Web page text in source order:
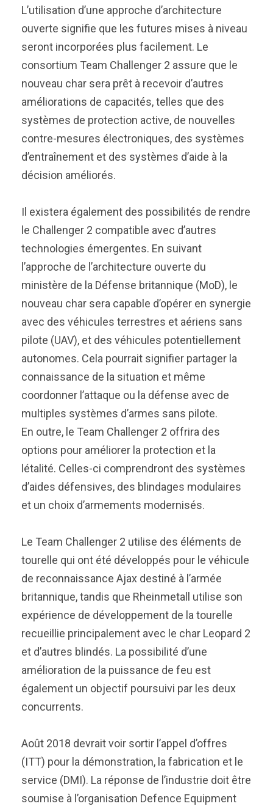
L’utilisation d’une approche d’architecture
ouverte signifie que les futures mises à niveau
seront incorporées plus facilement. Le
consortium Team Challenger 2 assure que le
nouveau char sera prêt à recevoir d’autres
améliorations de capacités, telles que des
systèmes de protection active, de nouvelles
contre-mesures électroniques, des systèmes
d’entraînement et des systèmes d’aide à la
décision améliorés.
Il existera également des possibilités de rendre
le Challenger 2 compatible avec d’autres
technologies émergentes. En suivant
l’approche de l’architecture ouverte du
ministère de la Défense britannique (MoD), le
nouveau char sera capable d’opérer en synergie
avec des véhicules terrestres et aériens sans
pilote (UAV), et des véhicules potentiellement
autonomes. Cela pourrait signifier partager la
connaissance de la situation et même
coordonner l’attaque ou la défense avec de
multiples systèmes d’armes sans pilote.
En outre, le Team Challenger 2 offrira des
options pour améliorer la protection et la
létalité. Celles-ci comprendront des systèmes
d’aides défensives, des blindages modulaires
et un choix d’armements modernisés.
Le Team Challenger 2 utilise des éléments de
tourelle qui ont été développés pour le véhicule
de reconnaissance Ajax destiné à l’armée
britannique, tandis que Rheinmetall utilise son
expérience de développement de la tourelle
recueillie principalement avec le char Leopard 2
et d’autres blindés. La possibilité d’une
amélioration de la puissance de feu est
également un objectif poursuivi par les deux
concurrents.
Août 2018 devrait voir sortir l’appel d’offres
(ITT) pour la démonstration, la fabrication et le
service (DMI). La réponse de l’industrie doit être
soumise à l’organisation Defence Equipment